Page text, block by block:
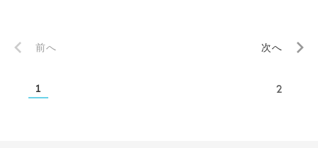
前へ 次へ
1 2